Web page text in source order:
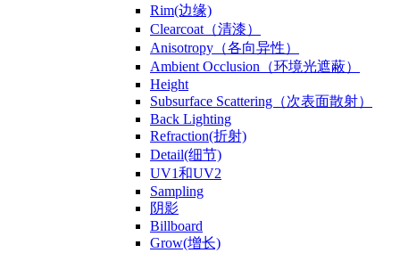
Rim(边缘)
Clearcoat（清漆）
Anisotropy（各向异性）
Ambient Occlusion（环境光遮蔽）
Height
Subsurface Scattering（次表面散射）
Back Lighting
Refraction(折射)
Detail(细节)
UV1和UV2
Sampling
阴影
Billboard
Grow(增长)